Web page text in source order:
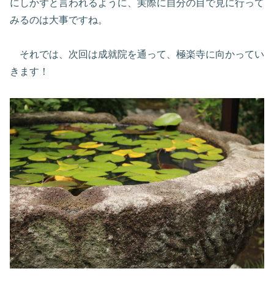
にしかずと言われるように、実際に自分の目で見に行って
みるのは大事ですね。
それでは、次回は成就院を通って、極楽寺に向かってい
きます！